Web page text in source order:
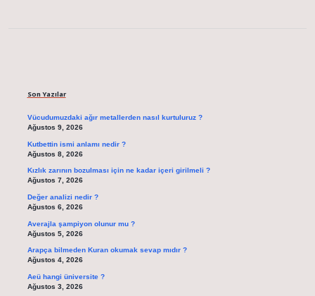
Son Yazılar
Vücudumuzdaki ağır metallerden nasıl kurtuluruz ?
Ağustos 9, 2026
Kutbettin ismi anlamı nedir ?
Ağustos 8, 2026
Kızlık zarının bozulması için ne kadar içeri girilmeli ?
Ağustos 7, 2026
Değer analizi nedir ?
Ağustos 6, 2026
Averajla şampiyon olunur mu ?
Ağustos 5, 2026
Arapça bilmeden Kuran okumak sevap mıdır ?
Ağustos 4, 2026
Aeü hangi üniversite ?
Ağustos 3, 2026